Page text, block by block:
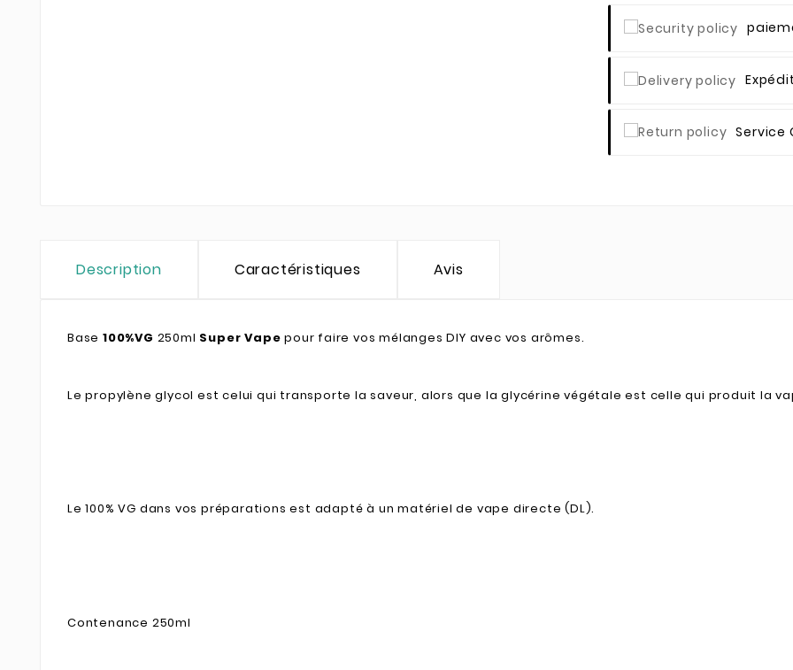
Service
Description Caractéristiques Avis
Base 100%VG 250ml Super Vape pour faire vos mélanges DIY avec vos arômes.
Le propylène glycol est celui qui transporte la saveur, alors que la glycérine végétale est celle qui produit la
Le 100% VG dans vos préparations est adapté à un matériel de vape directe (DL).
Contenance 250ml